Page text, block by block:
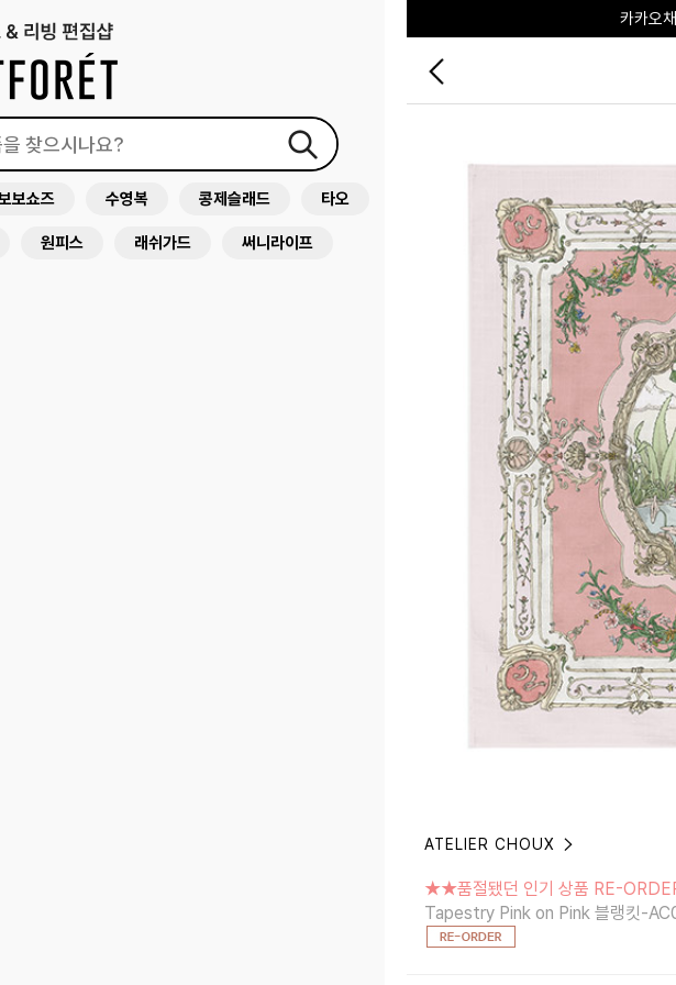
포레포
ATELIER CHOUX
Tapestry Pink on Pink 블랭킷-
★★품절됐던 인기 상품 RE-
Tapestry Pink on Pink 블랭킷-
보쇼즈 수영복 콩제슬래드 타오
원피스 래쉬가드 써니라이프